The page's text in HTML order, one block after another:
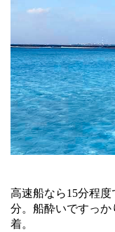
高速船なら15分程
分。船酔いですっか
着。